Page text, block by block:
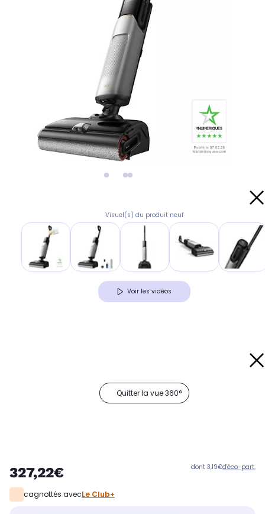
Visuel(s) du produit neuf
Voir les vidéos
Quitter la vue 360°
327,22€ dont 3,19€d'éco-part.
cagnottés avecLe Club+